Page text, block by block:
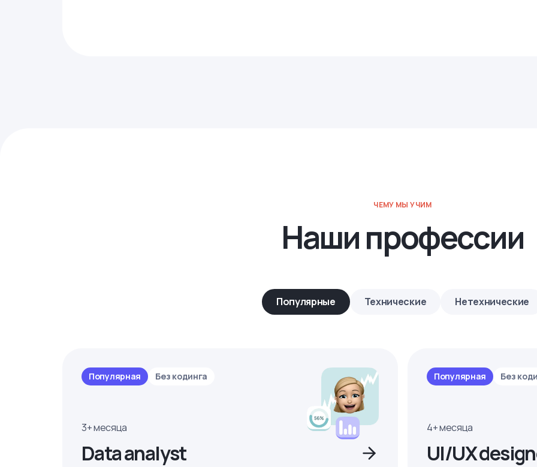
ЧЕМУ МЫ УЧИМ
Наши профессии
Популярные Технические Нетехнические
Популярная Без кодинга
3+ месяца
Data analyst
Популярная Без
4+ месяца
UI/UX